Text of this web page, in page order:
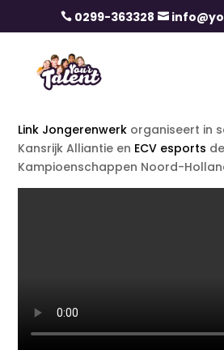
 0299-363328 
Link Jongerenwerk organiseert in
Kansrijk Alliantie en ECV esports
Kampioenschappen Noord-